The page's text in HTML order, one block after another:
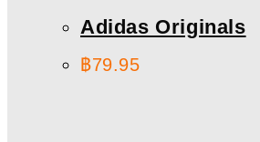
Adidas Originals
฿79.95